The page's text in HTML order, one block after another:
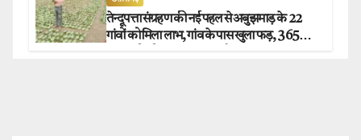
तेन्दूपत्ता संग्रहण की नई पहल से अबुझमाड़ के 22
गांवों को मिला लाभ, गांव के पास खुला फड़, 365